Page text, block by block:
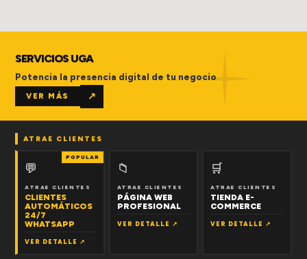
SERVICIOS UGA
Potencia la presencia digital de tu negocio
VER MÁS ↗
ATRAE CLIENTES
POPULAR
💬
ATRAE CLIENTES
CLIENTES
AUTOMÁTICOS
24/7
WHATSAPP
VER DETALLE ↗
📁
ATRAE CLIENTES
PÁGINA WEB
PROFESIONAL
VER DETALLE ↗
🛒
ATRAE CLIENTES
TIENDA E-
COMMERCE
VER DETALLE ↗